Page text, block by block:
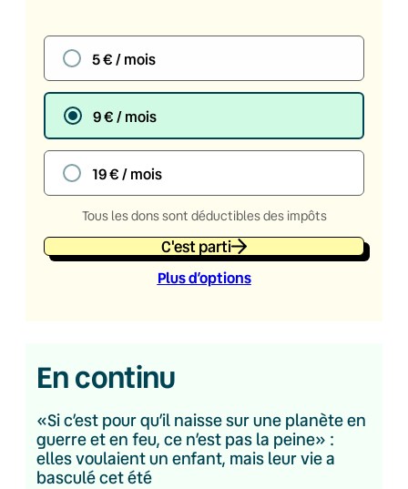
5 € / mois
9 € / mois
19 € / mois
Tous les dons sont déductibles des impôts
C'est parti
Plus d’options
En continu
«Si c’est pour qu’il naisse sur une planète en
guerre et en feu, ce n’est pas la peine» :
elles voulaient un enfant, mais leur vie a
basculé cet été